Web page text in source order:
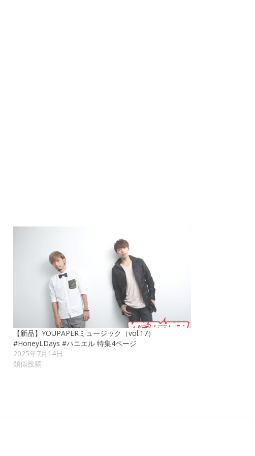
【新品】YOUPAPERミュージック（vol.17）
#HoneyLDays #ハニエル 特集4ページ
2025年7月14日
類似投稿